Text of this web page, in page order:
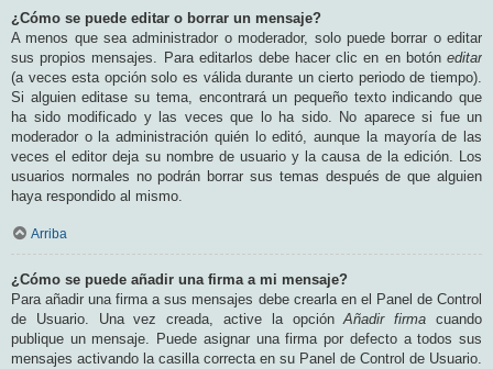
¿Cómo se puede editar o borrar un mensaje?
A menos que sea administrador o moderador, solo puede borrar o editar
sus propios mensajes. Para editarlos debe hacer clic en en botón editar
(a veces esta opción solo es válida durante un cierto periodo de tiempo).
Si alguien editase su tema, encontrará un pequeño texto indicando que
ha sido modificado y las veces que lo ha sido. No aparece si fue un
moderador o la administración quién lo editó, aunque la mayoría de las
veces el editor deja su nombre de usuario y la causa de la edición. Los
usuarios normales no podrán borrar sus temas después de que alguien
haya respondido al mismo.
Arriba
¿Cómo se puede añadir una firma a mi mensaje?
Para añadir una firma a sus mensajes debe crearla en el Panel de Control
de Usuario. Una vez creada, active la opciónAñadir firma cuando
publique un mensaje. Puede asignar una firma por defecto a todos sus
mensajes activando la casilla correcta en su Panel de Control de Usuario.